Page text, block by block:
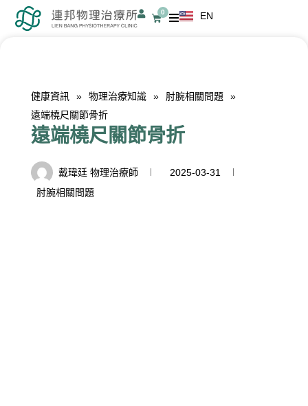
0
購
EN
健康資訊 » 物理治療知識 » 肘腕相關問題
»
遠端橈尺關節骨折
遠端橈尺關節骨折
戴瑋廷 物理治療師
2025-03-31
肘腕相關問題